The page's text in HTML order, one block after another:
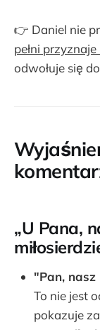
👉 Daniel nie
pełni
odwołuje się
„U Pana,
"Pan, nasz
To nie jest
pokazuje